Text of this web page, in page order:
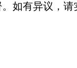
如有异议，